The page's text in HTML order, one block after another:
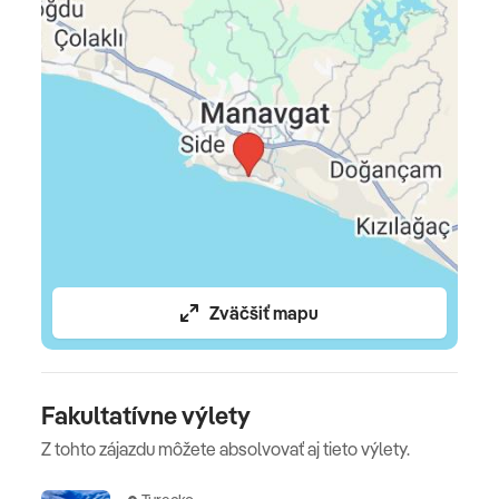
360 bar
*a la carte reštaurácie potrebné rezervovať vopred
Raňajky 7:00 – 10:00 hlavná reštaurácia
Neskoré raňajky 10:00 – 11:30
Zmrzlina 13:00 – 16:00
Káva a koláčiky 11:00 – 16:00
Večerné občerstvenie 00:00 – 07:00
Zväčšiť mapu
Fakultatívne výlety
Z tohto zájazdu môžete absolvovať aj tieto výlety.